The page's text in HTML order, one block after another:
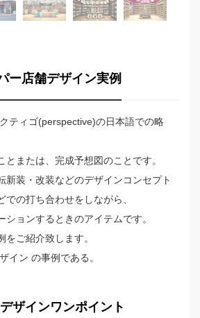
ー店舗デザイン実例
ティゴ(perspective)の日本語での略
とまたは、完成予想図のことです。
新装・改装などのデザインコンセプト
の打ち合わせをしながら、
ションするときのアイテムです。
ご紹介致します。
イン の事例である。
ザインワンポイント